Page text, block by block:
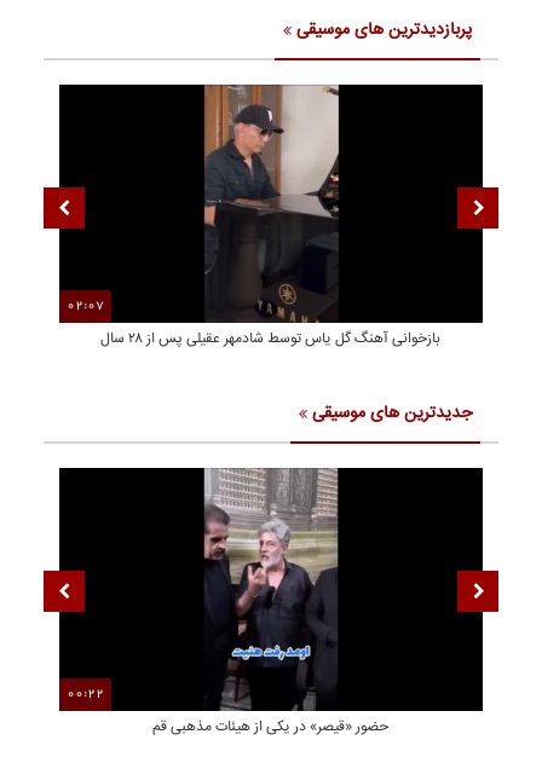
پربازدیدترین های موسیقی
02:07
بازخوانی آهنگ گل یاس توسط شادمهر عقیلی پس از ۲۸ سال
جدیدترین های موسیقی
00:22
حضور «قیصر» در یکی از هیئات مذهبی قم